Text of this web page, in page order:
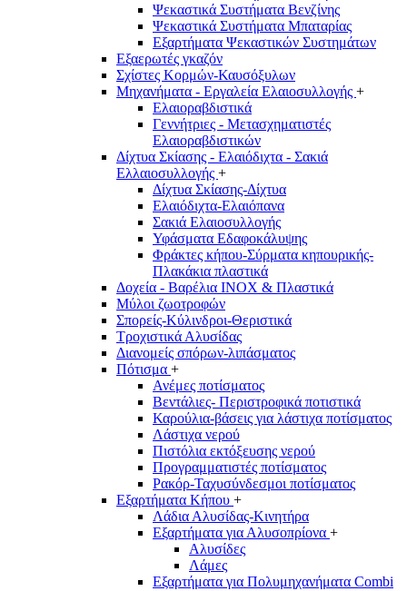
Ψεκαστικά Συστήματα Βενζίνης
Ψεκαστικά Συστήματα Μπαταρίας
Εξαρτήματα Ψεκαστικών Συστημάτων
Εξαερωτές γκαζόν
Σχίστες Κορμών-Καυσόξυλων
Μηχανήματα - Εργαλεία Ελαιοσυλλογής +
Ελαιοραβδιστικά
Γεννήτριες - Μετασχηματιστές
Ελαιοραβδιστικών
Δίχτυα Σκίασης - Ελαιόδιχτα - Σακιά
Ελλαιοσυλλογής +
Δίχτυα Σκίασης-Δίχτυα
Ελαιόδιχτα-Ελαιόπανα
Σακιά Ελαιοσυλλογής
Υφάσματα Εδαφοκάλυψης
Φράκτες κήπου-Σύρματα κηπουρικής-
Πλακάκια πλαστικά
Δοχεία - Βαρέλια INOX & Πλαστικά
Μύλοι ζωοτροφών
Σπορείς-Κύλινδροι-Θεριστικά
Τροχιστικά Αλυσίδας
Διανομείς σπόρων-λιπάσματος
Πότισμα +
Ανέμες ποτίσματος
Βεντάλιες- Περιστροφικά ποτιστικά
Καρούλια-βάσεις για λάστιχα ποτίσματος
Λάστιχα νερού
Πιστόλια εκτόξευσης νερού
Προγραμματιστές ποτίσματος
Ρακόρ-Ταχυσύνδεσμοι ποτίσματος
Εξαρτήματα Κήπου +
Λάδια Αλυσίδας-Κινητήρα
Εξαρτήματα για Αλυσοπρίονα +
Αλυσίδες
Λάμες
Εξαρτήματα για Πολυμηχανήματα Combi